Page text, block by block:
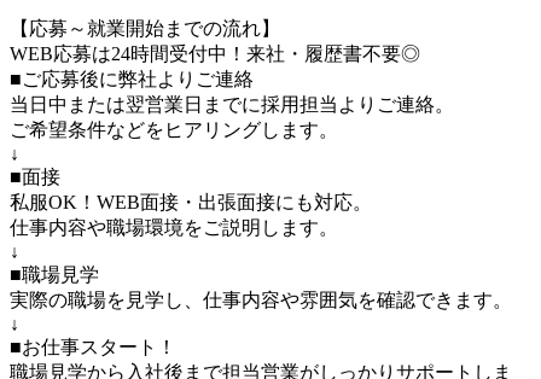
【応募～就業開始までの流れ】
WEB応募は24時間受付中！来社・履歴書不要◎
■ご応募後に弊社よりご連絡
当日中または翌営業日までに採用担当よりご連絡。
ご希望条件などをヒアリングします。
↓
■面接
私服OK！WEB面接・出張面接にも対応。
仕事内容や職場環境をご説明します。
↓
■職場見学
実際の職場を見学し、仕事内容や雰囲気を確認できます。
↓
■お仕事スタート！
職場見学から入社後まで担当営業がしっかりサポートしま